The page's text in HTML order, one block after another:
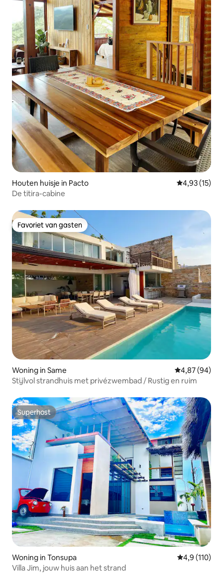
Houten huisje in Pacto Gemiddelde
4,93 (15)
De titira-cabine
Favoriet van gasten
Favoriet van gasten
Woning in Same Gemiddelde
4,87 (94)
Stijlvol strandhuis met privézwembad / Rustig en ruim
Superhost
Superhost
Woning in Tonsupa Gemiddelde
4,9 (110)
Villa Jim, jouw huis aan het strand